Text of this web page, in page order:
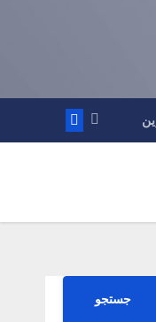
جستجو